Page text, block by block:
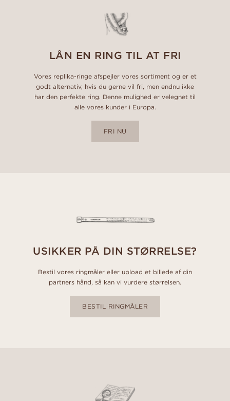
LÅN EN RING TIL AT FRI
Vores replika-ringe afspejler vores sortiment og er et
godt alternativ, hvis du gerne vil fri, men endnu ikke
har den perfekte ring. Denne mulighed er velegnet til
alle vores kunder i Europa.
FRI NU
USIKKER PÅ DIN STØRRELSE?
Bestil vores ringmåler eller upload et billede af din
partners hånd, så kan vi vurdere størrelsen.
BESTIL RINGMÅLER